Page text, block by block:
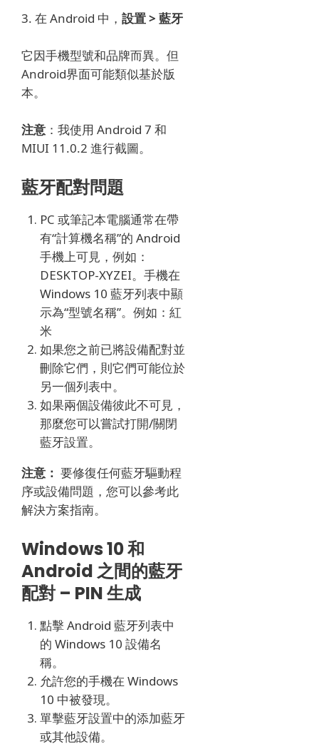
3. 在 Android 中， 設置 > 藍牙
它因手機型號和品牌而異。 但
Android界面可能類似基於版
本。
注意 ：我使用 Android 7 和
MIUI 11.0.2 進行截圖。
藍牙配對問題
PC 或筆記本電腦通常在帶
有“計算機名稱”的 Android
手機上可見，例如：
DESKTOP-XYZEI。 手機在
Windows 10 藍牙列表中顯
示為“型號名稱”。 例如：紅
米
如果您之前已將設備配對並
刪除它們，則它們可能位於
另一個列表中。
如果兩個設備彼此不可見，
那麼您可以嘗試打開/關閉
藍牙設置。
注意： 要修復任何藍牙驅動程
序或設備問題，您可以參考此
解決方案指南。
Windows 10 和
Android 之間的藍牙
配對 – PIN 生成
點擊 Android 藍牙列表中
的 Windows 10 設備名
稱。
允許您的手機在 Windows
10 中被發現。
單擊藍牙設置中的添加藍牙
或其他設備。